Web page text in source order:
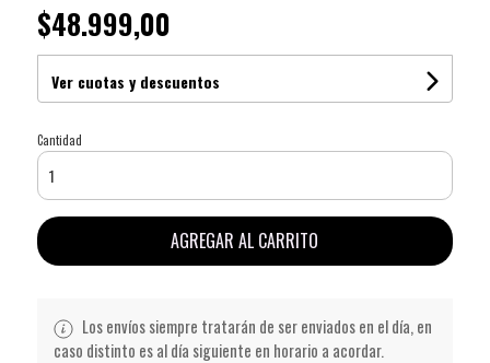
$48.999,00
Ver cuotas y descuentos
Cantidad
AGREGAR AL CARRITO
Los envíos siempre tratarán de ser enviados en el día, en
caso distinto es al día siguiente en horario a acordar.